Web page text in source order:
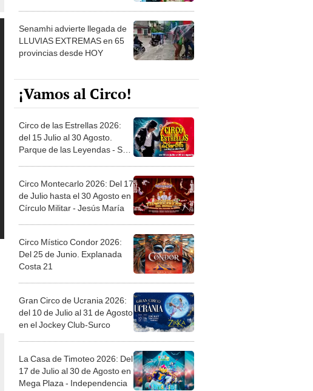
Senamhi advierte llegada de
LLUVIAS EXTREMAS en 65
provincias desde HOY
¡Vamos al Circo!
Circo de las Estrellas 2026:
del 15 Julio al 30 Agosto.
Parque de las Leyendas - San
Circo Montecarlo 2026: Del 17
de Julio hasta el 30 Agosto en
Círculo Militar - Jesús María
Circo Místico Condor 2026:
Del 25 de Junio. Explanada
Costa 21
Gran Circo de Ucrania 2026:
del 10 de Julio al 31 de Agosto
en el Jockey Club-Surco
La Casa de Timoteo 2026: Del
17 de Julio al 30 de Agosto en
Mega Plaza - Independencia